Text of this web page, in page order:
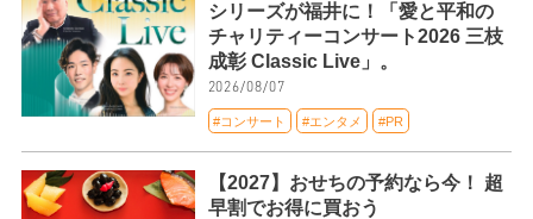
シリーズが福井に！「愛と平和の
チャリティーコンサート2026 三枝
成彰 Classic Live」。
2026/08/07
#コンサート #エンタメ #PR
【2027】おせちの予約なら今！ 超
早割でお得に買おう